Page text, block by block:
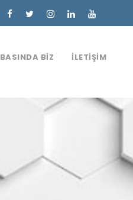
BASINDA BIZ İLETIŞIM